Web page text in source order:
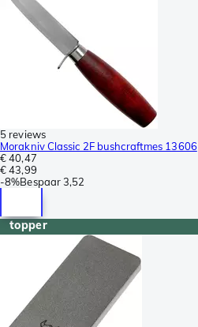
5 reviews
Morakniv Classic 2F bushcraftmes 13606
€ 40,47
€ 43,99
-8%Bespaar3,52
topper